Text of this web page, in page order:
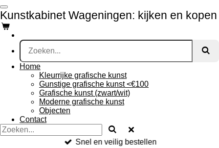
Ga
direct
naar
de
hoofdinhoud
Kunstkabinet Wageningen: kijken en kopen
Home
Kleurrijke grafische kunst
Gunstige grafische kunst <€100
Grafische kunst (zwart/wit)
Moderne grafische kunst
Objecten
Contact
Snel en veilig bestellen